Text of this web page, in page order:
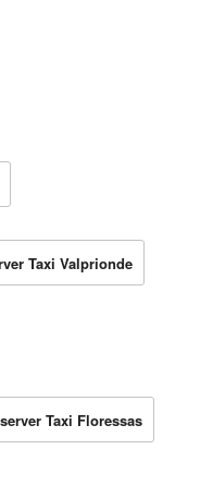
Taxi Valprionde
Taxi Floressas